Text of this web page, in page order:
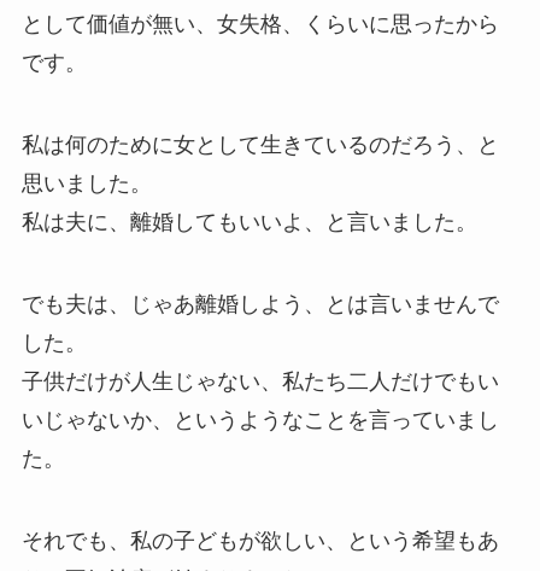
として価値が無い、女失格、くらいに思ったから
です。
私は何のために女として生きているのだろう、と
思いました。
私は夫に、離婚してもいいよ、と言いました。
でも夫は、じゃあ離婚しよう、とは言いませんで
した。
子供だけが人生じゃない、私たち二人だけでもい
いじゃないか、というようなことを言っていまし
た。
それでも、私の子どもが欲しい、という希望もあ